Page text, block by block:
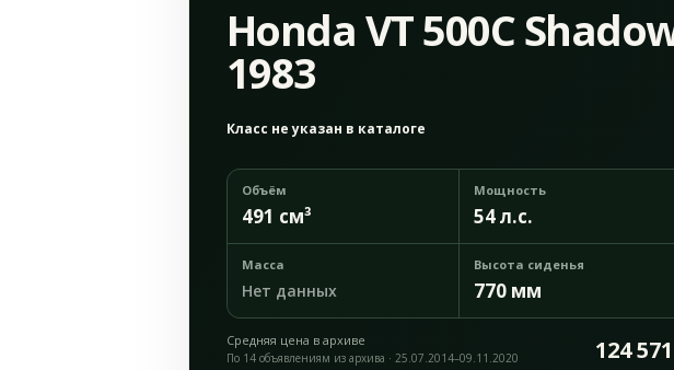
Honda VT 500C
1983
Класс не указан в каталоге
Объём
491 см³
Мощность
54 л.с.
Масса
Нет данных
Высота сиденья
770 мм
Средняя цена в архиве 124
По 14 объявлениям из архива · 25.07.2014–09.11.2020